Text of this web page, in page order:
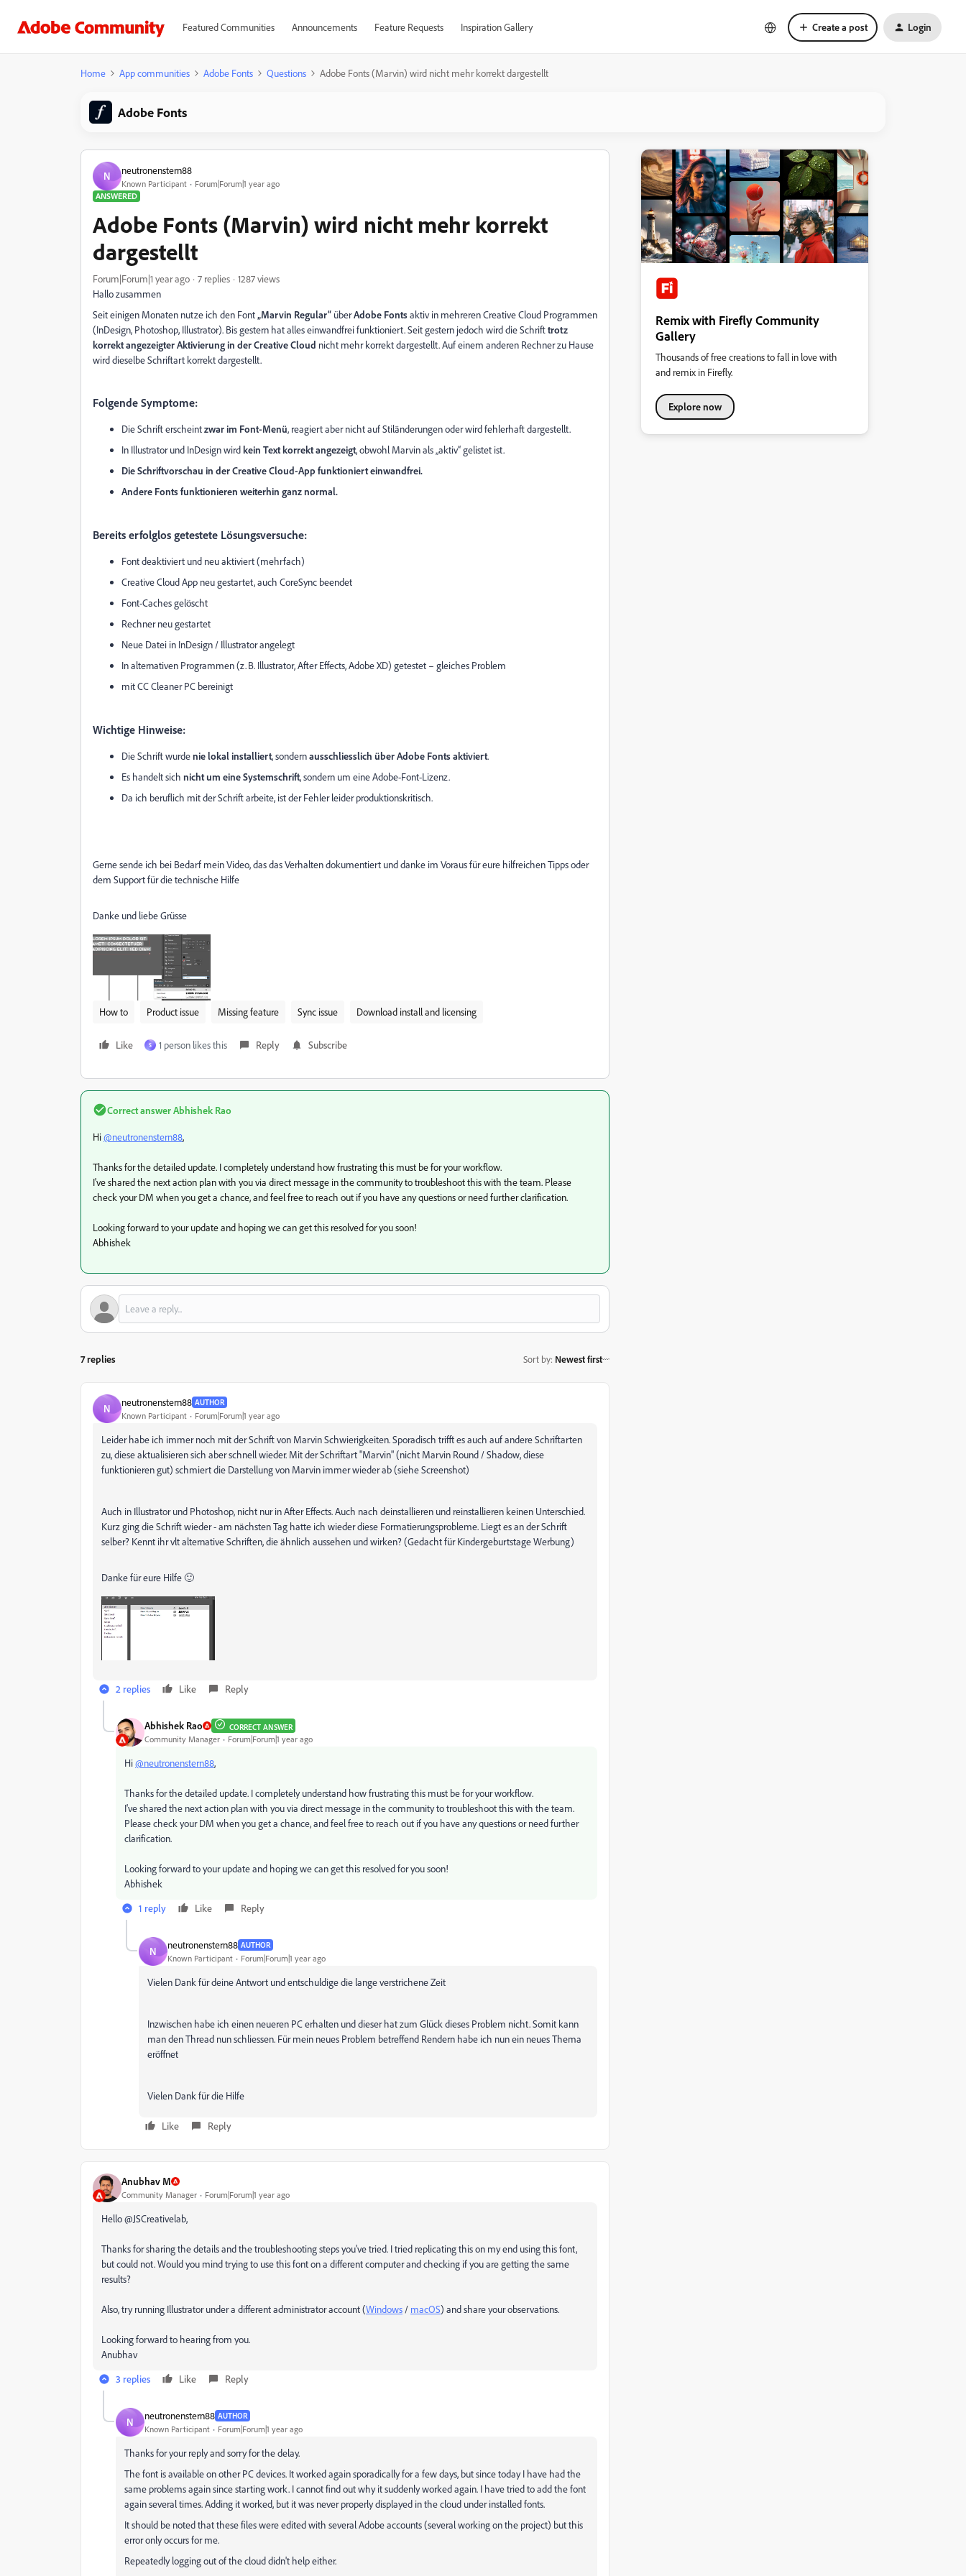
Featured Communities Announcements Feature Requests Inspiration Gallery Create a post Login
Home App communities Adobe Fonts Questions Adobe Fonts (Marvin) wird nicht mehr korrekt dargestellt
Adobe Fonts
N neutronenstern88
Known Participant
Forum|Forum|1 year ago
ANSWERED
Adobe Fonts (Marvin) wird nicht mehr korrekt
dargestellt
Forum|Forum|1 year ago 7 replies
1287 views
Hallo zusammen
Seit einigen Monaten nutze ich den Font„Marvin Regular“ überAdobe Fontsaktiv in mehreren Creative Cloud Programmen
(InDesign, Photoshop, Illustrator). Bis gestern hat alles einwandfrei funktioniert. Seit gestern jedoch wird die Schrifttrotz
korrekt angezeigter Aktivierung in der Creative Cloud nicht mehr korrekt dargestellt. Auf einem anderen Rechner zu Hause
wird dieselbe Schriftart korrekt dargestellt.
Folgende Symptome:
Die Schrift erscheintzwar im Font-Menü, reagiert aber nicht auf Stiländerungen oder wird fehlerhaft dargestellt.
In Illustrator und InDesign wirdkein Text korrekt angezeigt, obwohl Marvin als „aktiv“ gelistet ist.
Die Schriftvorschau in der Creative Cloud-App funktioniert einwandfrei.
Andere Fonts funktionieren weiterhin ganz normal.
Bereits erfolglos getestete Lösungsversuche:
Font deaktiviert und neu aktiviert (mehrfach)
Creative Cloud App neu gestartet, auch CoreSync beendet
Font-Caches gelöscht
Rechner neu gestartet
Neue Datei in InDesign / Illustrator angelegt
In alternativen Programmen (z. B. Illustrator, After Effects, Adobe XD) getestet – gleiches Problem
mit CC Cleaner PC bereinigt
Wichtige Hinweise:
Die Schrift wurdenie lokal installiert, sondernausschliesslich über Adobe Fonts aktiviert.
Es handelt sich nicht um eine Systemschrift, sondern um eine Adobe-Font-Lizenz.
Da ich beruflich mit der Schrift arbeite, ist der Fehler leider produktionskritisch.
Gerne sende ich bei Bedarf mein Video, das das Verhalten dokumentiert und danke im Voraus für eure hilfreichen Tipps oder
dem Support für die technische Hilfe
Danke und liebe Grüsse
How to Product issue Missing feature Sync issue Download install and licensing
Like S 1 person likes this Reply Subscribe
Correct answerAbhishek Rao
Hi@neutronenstern88,
Thanks for the detailed update. I completely understand how frustrating this must be for your workflow.
I've shared the next action plan with you via direct message in the community to troubleshoot this with the team. Please
check your DM when you get a chance, and feel free to reach out if you have any questions or need further clarification.
Looking forward to your update and hoping we can get this resolved for you soon!
Abhishek
7 replies Sort by: Newest first
N neutronenstern88 AUTHOR
Known Participant Forum|Forum|1 year ago
Leider habe ich immer noch mit der Schrift von Marvin Schwierigkeiten. Sporadisch trifft es auch auf andere Schriftarten
zu, diese aktualisieren sich aber schnell wieder. Mit der Schriftart "Marvin" (nicht Marvin Round / Shadow, diese
funktionieren gut) schmiert die Darstellung von Marvin immer wieder ab (siehe Screenshot)
Auch in Illustrator und Photoshop, nicht nur in After Effects. Auch nach deinstallieren und reinstallieren keinen Unterschied.
Kurz ging die Schrift wieder - am nächsten Tag hatte ich wieder diese Formatierungsprobleme. Liegt es an der Schrift
selber? Kennt ihr vlt alternative Schriften, die ähnlich aussehen und wirken? (Gedacht für Kindergeburtstage Werbung)
Danke für eure Hilfe 🙂
2 replies Like Reply
Abhishek Rao CORRECT ANSWER
Community Manager Forum|Forum|1 year ago
Hi@neutronenstern88,
Thanks for the detailed update. I completely understand how frustrating this must be for your workflow.
I've shared the next action plan with you via direct message in the community to troubleshoot this with the team.
Please check your DM when you get a chance, and feel free to reach out if you have any questions or need further
clarification.
Looking forward to your update and hoping we can get this resolved for you soon!
Abhishek
1 reply
Like Reply
N neutronenstern88 AUTHOR
Known Participant Forum|Forum|1 year ago
Vielen Dank für deine Antwort und entschuldige die lange verstrichene Zeit
Inzwischen habe ich einen neueren PC erhalten und dieser hat zum Glück dieses Problem nicht. Somit kann
man den Thread nun schliessen. Für mein neues Problem betreffend Rendern habe ich nun ein neues Thema
eröffnet
Vielen Dank für die Hilfe
Like Reply
Anubhav M
Community Manager Forum|Forum|1 year ago
Hello @JSCreativelab,
Thanks for sharing the details and the troubleshooting steps you've tried. I tried replicating this on my end using this font,
but could not. Would you mind trying to use this font on a different computer and checking if you are getting the same
results?
Also, try running Illustrator under a different administrator account (Windows / macOS) and share your observations.
Looking forward to hearing from you.
Anubhav
3 replies
Like Reply
N neutronenstern88 AUTHOR
Known Participant Forum|Forum|1 year ago
Thanks for your reply and sorry for the delay.
The font is available on other PC devices. It worked again sporadically for a few days, but since today I have had the
same problems again since starting work. I cannot find out why it suddenly worked again. I have tried to add the font
again several times. Adding it worked, but it was never properly displayed in the cloud under installed fonts.
It should be noted that these files were edited with several Adobe accounts (several working on the project) but this
error only occurs for me.
Repeatedly logging out of the cloud didn't help either.
Remix with Firefly Community
Gallery
Thousands of free creations to fall in love with
and remix in Firefly.
Explore now